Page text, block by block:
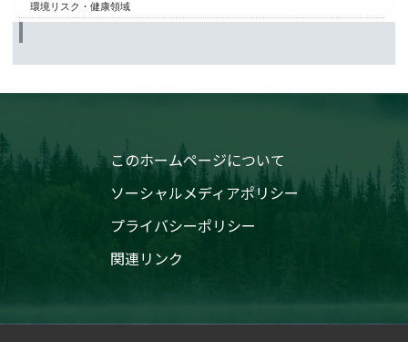
環境リスク・健康領域
このホームページについて
ソーシャルメディアポリシー
プライバシーポリシー
関連リンク